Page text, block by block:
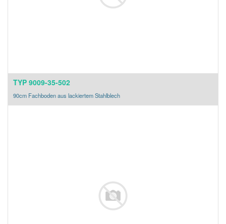
TYP 9009-35-502
90cm Fachboden aus lackiertem Stahlblech